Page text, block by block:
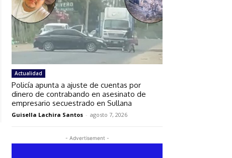
Actualidad
Policía apunta a ajuste de cuentas por
dinero de contrabando en asesinato de
empresario secuestrado en Sullana
Guisella Lachira Santos - agosto 7, 2026
- Advertisement -